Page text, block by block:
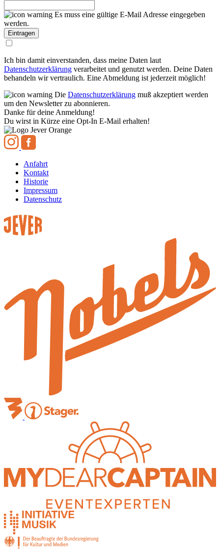
Es muss eine gültige E-Mail Adresse eingegeben
werden.
Ich bin damit einverstanden, dass meine Daten laut
Datenschutzerklärung verarbeitet und genutzt werden. Deine Daten
behandeln wir vertraulich. Eine Abmeldung ist jederzeit möglich!
Die Datenschutzerklärung muß akzeptiert werden
um den Newsletter zu abonnieren.
Danke für deine Anmeldung!
Du wirst in Kürze eine Opt-In E-Mail erhalten!
Anfahrt
Kontakt
Historie
Impressum
Datenschutz